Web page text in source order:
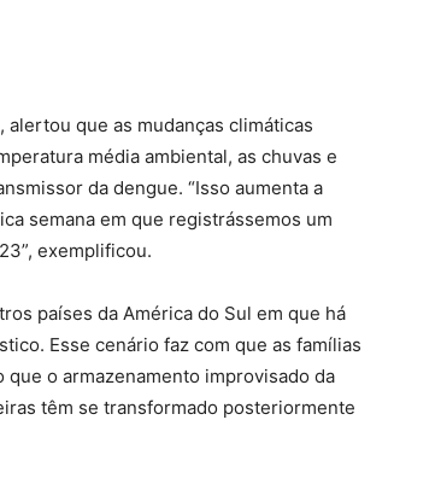
que as mudanças climáticas
média ambiental, as chuvas e
da dengue. “Isso aumenta a
semana em que registrássemos um
exemplificou.
países da América do Sul em que há
Esse cenário faz com que as famílias
que o armazenamento improvisado da
têm se transformado posteriormente